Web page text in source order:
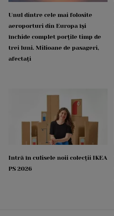
Unul dintre cele mai folosite
aeroporturi din Europa își
închide complet porțile timp de
trei luni. Milioane de pasageri,
afectați
Intră în culisele noii colecții IKEA
PS 2026